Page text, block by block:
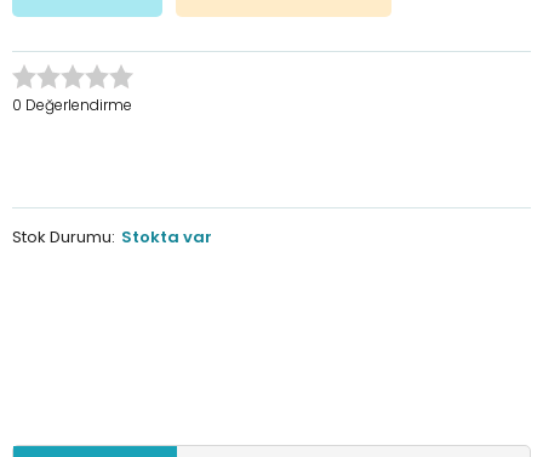
0 Değerlendirme
Stok Durumu: Stokta var